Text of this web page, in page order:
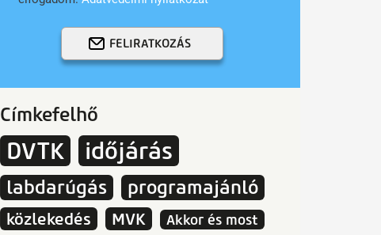
FELIRATKOZÁS
Címkefelhő
DVTK időjárás
labdarúgás programajánló
közlekedés MVK
Akkor és most